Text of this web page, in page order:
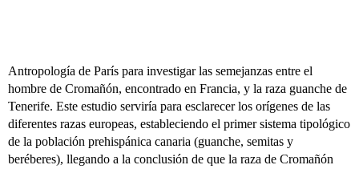
Antropología de París para investigar las semejanzas entre el
hombre de Cromañón, encontrado en Francia, y la raza guanche de
Tenerife. Este estudio serviría para esclarecer los orígenes de las
diferentes razas europeas, estableciendo el primer sistema tipológico
de la población prehispánica canaria (guanche, semitas y
beréberes), llegando a la conclusión de que la raza de Cromañón